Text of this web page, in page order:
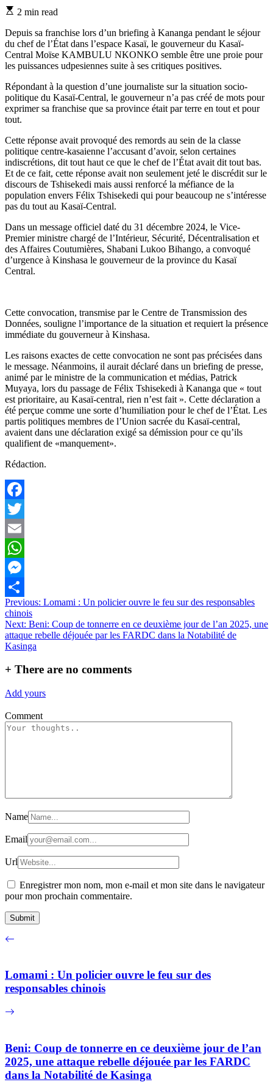
Estimated
time
2 min read
Depuis sa franchise lors d’un briefing à Kananga pendant le séjour
du chef de l’État dans l’espace Kasaï, le gouverneur du Kasaï-
Central Moïse KAMBULU NKONKO semble être une proie pour
les puissances udpesiennes suite à ses critiques positives.
Répondant à la question d’une journaliste sur la situation socio-
politique du Kasaï-Central, le gouverneur n’a pas créé de mots pour
exprimer sa franchise que sa province était par terre en tout et pour
tout.
Cette réponse avait provoqué des remords au sein de la classe
politique centre-kasaienne l’accusant d’avoir, selon certaines
indiscrétions, dit tout haut ce que le chef de l’État avait dit tout bas.
Et de ce fait, cette réponse avait non seulement jeté le discrédit sur le
discours de Tshisekedi mais aussi renforcé la méfiance de la
population envers Félix Tshisekedi qui pour beaucoup ne s’intéresse
pas du tout au Kasaï-Central.
Dans un message officiel daté du 31 décembre 2024, le Vice-
Premier ministre chargé de l’Intérieur, Sécurité, Décentralisation et
des Affaires Coutumières, Shabani Lukoo Bihango, a convoqué
d’urgence à Kinshasa le gouverneur de la province du Kasaï
Central.
Cette convocation, transmise par le Centre de Transmission des
Données, souligne l’importance de la situation et requiert la présence
immédiate du gouverneur à Kinshasa.
Les raisons exactes de cette convocation ne sont pas précisées dans
le message. Néanmoins, il aurait déclaré dans un briefing de presse,
animé par le ministre de la communication et médias, Patrick
Muyaya, lors du passage de Félix Tshisekedi à Kananga que « tout
est prioritaire, au Kasaï-central, rien n’est fait ». Cette déclaration a
été perçue comme une sorte d’humiliation pour le chef de l’État. Les
partis politiques membres de l’Union sacrée du Kasaï-central,
avaient dans une déclaration exigé sa démission pour ce qu’ils
qualifient de «manquement».
Rédaction.
Facebook
Twitter
Email
WhatsApp
Messenger
Partager
Navigation
de
l’article
Previous: Lomami : Un policier ouvre le feu sur des responsables
chinois
Next: Beni: Coup de tonnerre en ce deuxième jour de l’an 2025, une
attaque rebelle déjouée par les FARDC dans la Notabilité de
Kasinga
+ There are no comments
Add yours
Comment
Name
Email
Url
Enregistrer mon nom, mon e-mail et mon site dans le navigateur
pour mon prochain commentaire.
Lomami : Un policier ouvre le feu sur des
responsables chinois
Beni: Coup de tonnerre en ce deuxième jour de l’an
2025, une attaque rebelle déjouée par les FARDC
dans la Notabilité de Kasinga